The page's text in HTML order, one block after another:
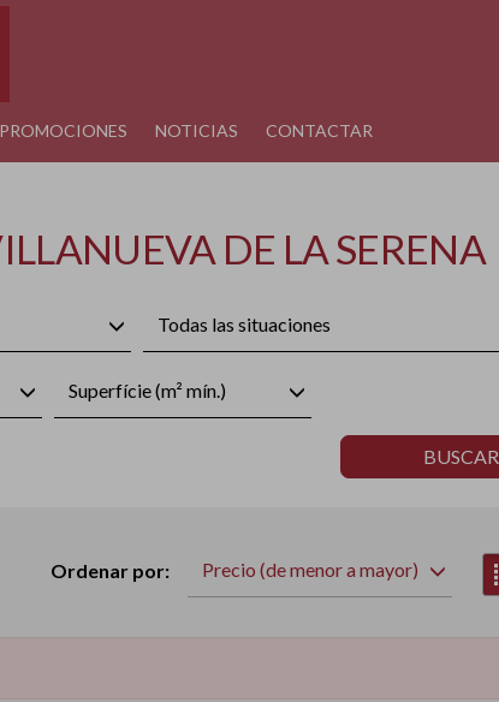
PROMOCIONES NOTICIAS CONTACTAR
DE LA SERENA
Todas las situaciones
Superfície (m² mín.)
BUSCAR
Ordenar por: Precio (de menor a mayor)